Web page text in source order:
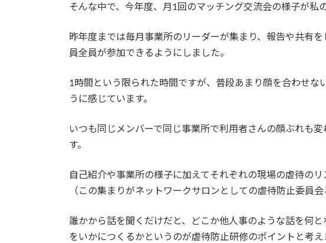
そんな中で、今年度、月1回のマッチング交流会の様子が私
昨年度までは毎月事業所のリーダーが集まり、報告や共有
員全員が参加できるようにしました。
1時間という限られた時間ですが、普段あまり顔を合わせ
うに感じています。
いつも同じメンバーで同じ事業所で利用者さんの顔ぶれも
す。
自己紹介や事業所の様子に加えてそれぞれの現場の虐待の
（この集まりがネットワークサロンとしての虐待防止委員会
誰かから話を聞くだけだと、どこか他人事のような話を何
をいかにつくるかというのが虐待防止研修のポイントと考え